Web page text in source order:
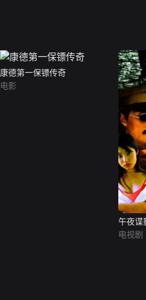
康德第一保镖传奇
电影
午夜谍
电视剧